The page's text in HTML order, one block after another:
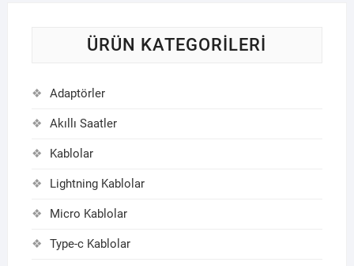
ÜRÜN KATEGORILERI
Adaptörler
Akıllı Saatler
Kablolar
Lightning Kablolar
Micro Kablolar
Type-c Kablolar